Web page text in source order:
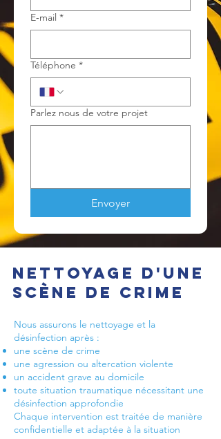
E‑mail *
Téléphone *
Parlez nous de votre projet
Envoyer
Nettoyage d'une
scène de crime
Nous assurons le nettoyage et la
désinfection après :
une scène de crime
une agression ou altercation violente
un accident grave au domicile
toute situation traumatique nécessitant une
désinfection approfondie
Chaque intervention est traitée de manière
confidentielle et adaptée à la situation